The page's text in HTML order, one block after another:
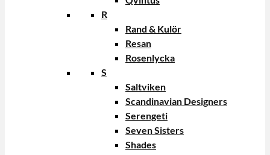
R
Rand & Kulör
Resan
Rosenlycka
S
Saltviken
Scandinavian Designers
Serengeti
Seven Sisters
Shades